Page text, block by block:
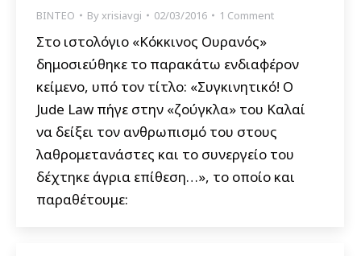
ΒΙΝΤΕΟ Byxrisiavgi 02/03/2016 1 Comment
Στο ιστολόγιο «Κόκκινος Ουρανός»
δημοσιεύθηκε το παρακάτω ενδιαφέρον
κείμενο, υπό τον τίτλο: «Συγκινητικό! Ο
Jude Law πήγε στην «ζούγκλα» του Καλαί
να δείξει τον ανθρωπισμό του στους
λαθρομετανάστες και το συνεργείο του
δέχτηκε άγρια επίθεση…», το οποίο και
παραθέτουμε: